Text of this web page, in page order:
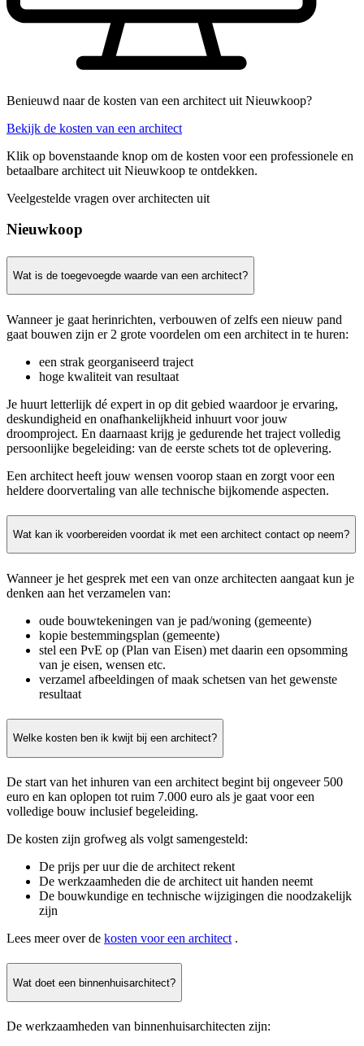
Benieuwd naar de kosten van een architect uit Nieuwkoop?
Bekijk de kosten van een architect
Klik op bovenstaande knop om de kosten voor een professionele en
betaalbare architect uit Nieuwkoop te ontdekken.
Veelgestelde vragen over architecten uit
Nieuwkoop
Wat is de toegevoegde waarde van een architect?
Wanneer je gaat herinrichten, verbouwen of zelfs een nieuw pand
gaat bouwen zijn er 2 grote voordelen om een architect in te huren:
een strak georganiseerd traject
hoge kwaliteit van resultaat
Je huurt letterlijk dé expert in op dit gebied waardoor je ervaring,
deskundigheid en onafhankelijkheid inhuurt voor jouw
droomproject. En daarnaast krijg je gedurende het traject volledig
persoonlijke begeleiding: van de eerste schets tot de oplevering.
Een architect heeft jouw wensen voorop staan en zorgt voor een
heldere doorvertaling van alle technische bijkomende aspecten.
Wat kan ik voorbereiden voordat ik met een architect contact op neem?
Wanneer je het gesprek met een van onze architecten aangaat kun je
denken aan het verzamelen van:
oude bouwtekeningen van je pad/woning (gemeente)
kopie bestemmingsplan (gemeente)
stel een PvE op (Plan van Eisen) met daarin een opsomming
van je eisen, wensen etc.
verzamel afbeeldingen of maak schetsen van het gewenste
resultaat
Welke kosten ben ik kwijt bij een architect?
De start van het inhuren van een architect begint bij ongeveer 500
euro en kan oplopen tot ruim 7.000 euro als je gaat voor een
volledige bouw inclusief begeleiding.
De kosten zijn grofweg als volgt samengesteld:
De prijs per uur die de architect rekent
De werkzaamheden die de architect uit handen neemt
De bouwkundige en technische wijzigingen die noodzakelijk
zijn
Lees meer over de kosten voor een architect .
Wat doet een binnenhuisarchitect?
De werkzaamheden van binnenhuisarchitecten zijn: